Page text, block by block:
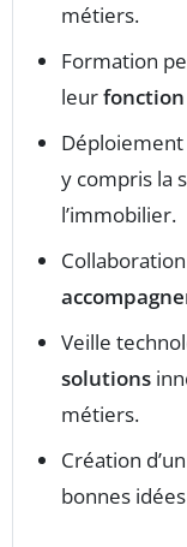
métiers.
Formation
leurfonction
Déploiement
y compris la
l’immobilier.
Veille
solutions
métiers.
Création d’un
bonnes